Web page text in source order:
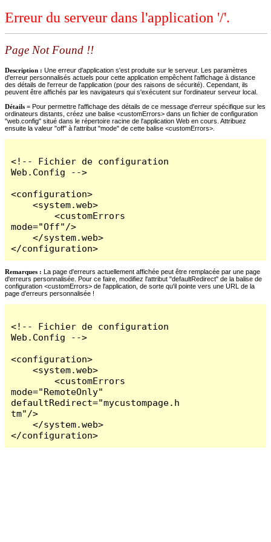
Erreur du serveur dans l'application '/'.
Page Not Found !!
Description : Une erreur d'application s'est produite sur le serveur. Les paramètres
d'erreur personnalisés actuels pour cette application empêchent l'affichage à distance
des détails de l'erreur de l'application (pour des raisons de sécurité). Cependant, ils
peuvent être affichés par les navigateurs qui s'exécutent sur l'ordinateur serveur local.
Détails = Pour permettre l'affichage des détails de ce message d'erreur spécifique sur les
ordinateurs distants, créez une balise <customErrors> dans un fichier de configuration
"web.config" situé dans le répertoire racine de l'application Web en cours. Attribuez
ensuite la valeur "off" à l'attribut "mode" de cette balise <customErrors>.
<!-- Fichier de configuration
Web.Config -->
<configuration>
    <system.web>
        <customErrors
mode="Off"/>
    </system.web>
</configuration>
Remarques : La page d'erreurs actuellement affichée peut être remplacée par une page
d'erreurs personnalisée. Pour ce faire, modifiez l'attribut "defaultRedirect" de la balise de
configuration <customErrors> de l'application, de sorte qu'il pointe vers une URL de la
page d'erreurs personnalisée !
<!-- Fichier de configuration
Web.Config -->
<configuration>
    <system.web>
        <customErrors
mode="RemoteOnly"
defaultRedirect="mycustompage.h
tm"/>
    </system.web>
</configuration>